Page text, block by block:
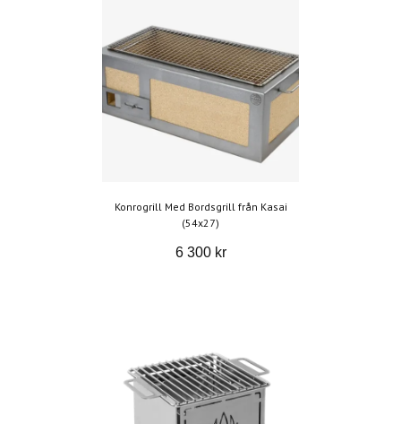
Konrogrill Med Bordsgrill från Kasai
(54x27)
6 300 kr